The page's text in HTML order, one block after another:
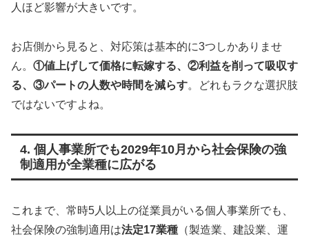
人ほど影響が大きいです。
お店側から見ると、対応策は基本的に3つしかありませ
ん。 ①値上げして価格に転嫁する、②利益を削って吸収す
る、③パートの人数や時間を減らす。どれもラクな選択肢
ではないですよね。
4. 個人事業所でも2029年10月から社会保険の強
制適用が全業種に広がる
これまで、常時5人以上の従業員がいる個人事業所でも、
社会保険の強制適用は法定17業種 （製造業、建設業、運